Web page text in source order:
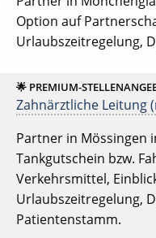
Option auf
Urlaubszeitregelung,
🌟 PREMIUM-
Zahnärztliche Leitung
Partner in Mössingen
Tankgutschein bzw.
Verkehrsmittel,
Urlaubszeitregelung,
Patientenstamm.